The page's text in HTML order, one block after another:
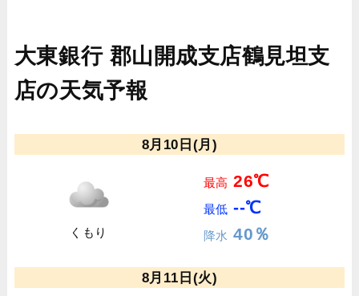
大東銀行 郡山開成支店鶴見坦支
店の天気予報
8月10日(月)
くもり
最高 26℃
最低 --℃
降水 40％
8月11日(火)